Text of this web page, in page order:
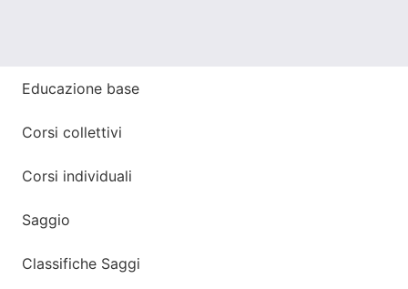
Educazione base
Corsi collettivi
Corsi individuali
Saggio
Classifiche Saggi